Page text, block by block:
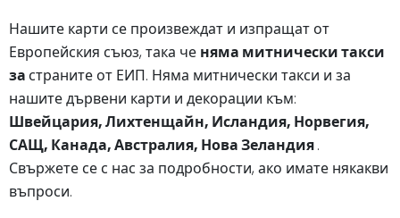
Нашите карти се произвеждат и изпращат от
Европейския съюз, така че няма митнически такси
за страните от ЕИП. Няма митнически такси и за
нашите дървени карти и декорации към:
Швейцария, Лихтенщайн, Исландия, Норвегия,
САЩ, Канада, Австралия, Нова Зеландия.
Свържете се с нас за подробности, ако имате някакви
въпроси.